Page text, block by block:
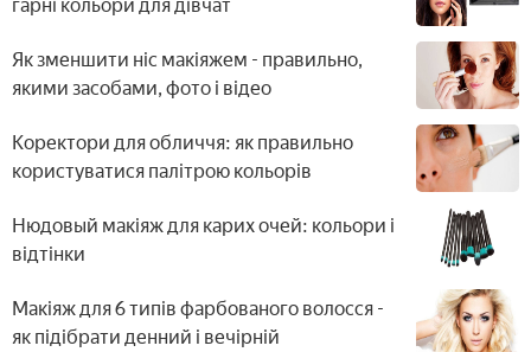
гарні кольори для дівчат
Як зменшити ніс макіяжем - правильно,
якими засобами, фото і відео
Коректори для обличчя: як правильно
користуватися палітрою кольорів
Нюдовый макіяж для карих очей: кольори і
відтінки
Макіяж для 6 типів фарбованого волосся -
як підібрати денний і вечірній